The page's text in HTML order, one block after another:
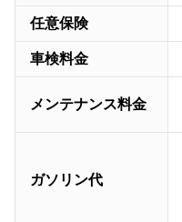
任意保険
車検料金
メンテナンス料金
ガソリン代